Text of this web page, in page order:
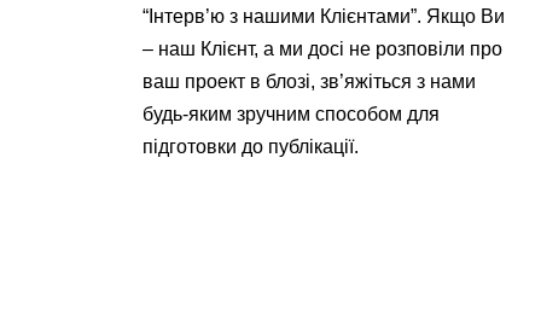
“Інтерв’ю з нашими Клієнтами”. Якщо Ви
– наш Клієнт, а ми досі не розповіли про
ваш проект в блозі, зв’яжіться з нами
будь-яким зручним способом для
підготовки до публікації.